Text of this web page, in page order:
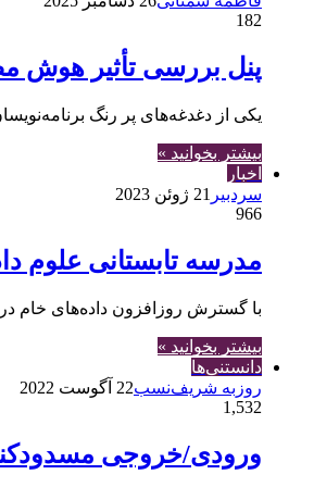
182
پنل بررسی تأثیر هوش
یکی از دغدغه‌های پر رنگ
بیشتر بخوانید »
اخبار
سردبیر 21 ژوئن 2023
966
مدرسه تابستانی علوم
با گسترش روزافزون داده‌های خام
بیشتر بخوانید »
دانستنی‌ها
روزبه شریف‌نسب22 آگوست 2022
1,532
ورودی/خروجی